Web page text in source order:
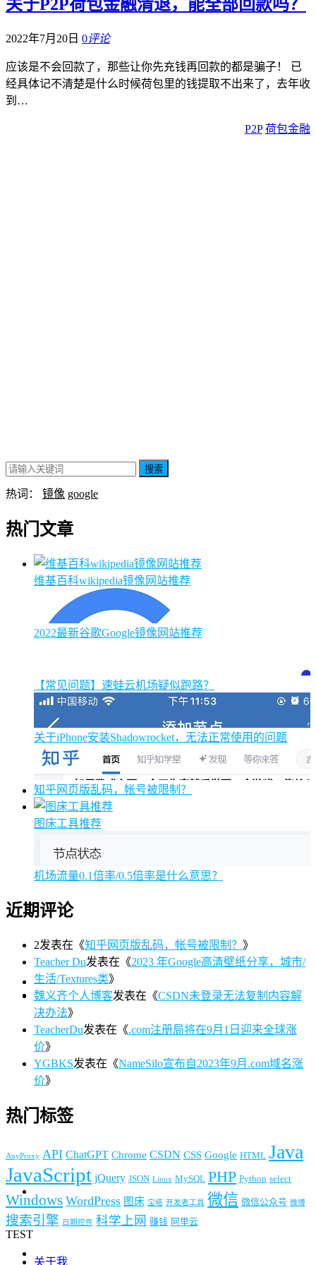
关于P2P荷包金融清退，能全部回款吗？
2022年7月20日 0评论
应该是不会回款了，那些让你先充钱再回款的都是骗子！ 已
经具体记不清楚是什么时候荷包里的钱提取不出来了，去年收
到…
P2P 荷包金融
搜索
热词： 镜像 google
热门文章
维基百科wikipedia镜像网站推荐
2022最新谷歌Google镜像网站推荐
【常见问题】速蛙云机场疑似跑路？
关于iPhone安装Shadowrocket，无法正常使用的问题
知乎网页版乱码，帐号被限制？
图床工具推荐
机场流量0.1倍率/0.5倍率是什么意思？
近期评论
2发表在《知乎网页版乱码，帐号被限制？ 》
Teacher Du发表在《2023 年Google高清壁纸分享，城市/
生活/Textures类》
魏义齐个人博客发表在《CSDN未登录无法复制内容解
决办法》
TeacherDu发表在《.com注册局将在9月1日迎来全球涨
价》
YGBKS发表在《NameSilo宣布自2023年9月.com域名涨
价》
热门标签
AnyProxy API ChatGPT Chrome CSDN CSS Google HTML Java
JavaScript jQuery JSON Linux MySQL PHP Python select
Windows WordPress 图床 宝塔 开发者工具 微信 微信公众号 微博
搜索引擎 日期控件 科学上网 赚钱 阿里云
TEST
关于我